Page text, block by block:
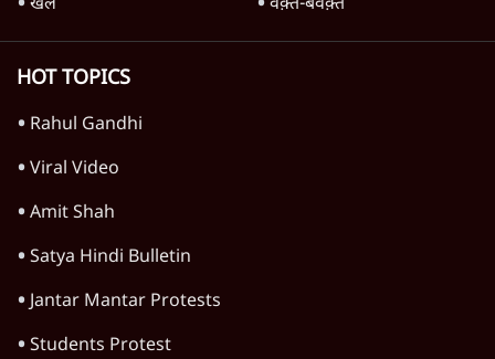
खेल
वक़्त-बेवक़्त
HOT TOPICS
Rahul Gandhi
Viral Video
Amit Shah
Satya Hindi Bulletin
Jantar Mantar Protests
Students Protest